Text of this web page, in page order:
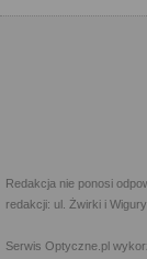
Redakcja nie ponosi
redakcji: ul. Żwirki i
Serwis Optyczne.pl